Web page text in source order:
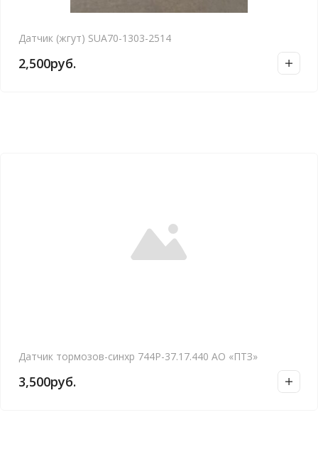
Датчик (жгут) SUA70-1303-2514
2,500руб.
Датчик тормозов-синхр 744Р-37.17.440 АО «ПТЗ»
3,500руб.